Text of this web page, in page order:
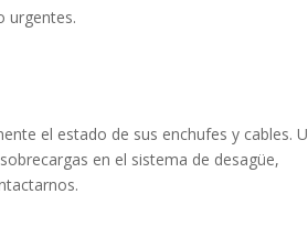
urgentes.
el estado de sus enchufes y cables.
en el sistema de desagüe,